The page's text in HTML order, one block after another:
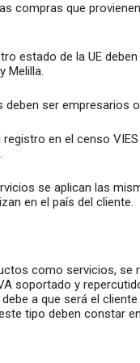
compras que
estado de la UE
Melilla.
deben ser empresarios
registro en el censo
se aplican las
en el país del cliente.
como servicios, se
soportado y
a que será el
tipo deben constar